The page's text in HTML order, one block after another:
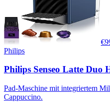
€
Philips
Philips Senseo Latte Duo
Pad-Maschine mit integriertem
Cappuccino.